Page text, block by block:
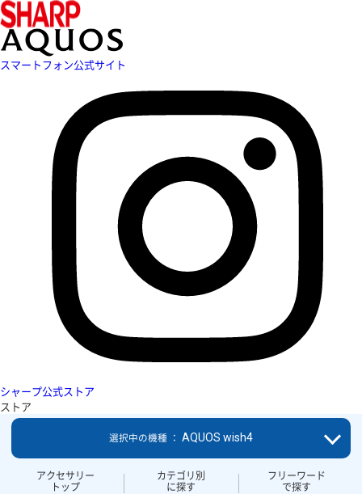
スマートフォン公式サイト
シャープ公式ストア
ストア
アクセサリー
トップ
カテゴリ別
に探す
フリーワード
で探す
選択中の機種 ： AQUOS wish4